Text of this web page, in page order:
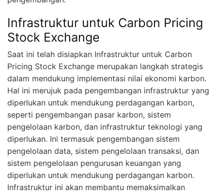
Infrastruktur untuk Carbon Pricing
Stock Exchange
Saat ini telah disiapkan Infrastruktur untuk Carbon
Pricing Stock Exchange merupakan langkah strategis
dalam mendukung implementasi nilai ekonomi karbon.
Hal ini merujuk pada pengembangan infrastruktur yang
diperlukan untuk mendukung perdagangan karbon,
seperti pengembangan pasar karbon, sistem
pengelolaan karbon, dan infrastruktur teknologi yang
diperlukan. Ini termasuk pengembangan sistem
pengelolaan data, sistem pengelolaan transaksi, dan
sistem pengelolaan pengurusan keuangan yang
diperlukan untuk mendukung perdagangan karbon.
Infrastruktur ini akan membantu memaksimalkan